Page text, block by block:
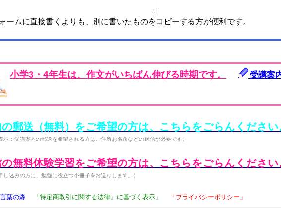
ームに直接書くよりも、別に書いたものをコピーする方が便利です。
小学3・4年生は、作文がいちばん伸びる時期です。 受講案
郵送（無料）をご希望の方は、こちらをごらんください
示：受講案内の郵送を希望される方はご住所お名前などの送信が必要です）
の無料体験学習をご希望の方は、こちらをごらんください
し込みの方に、勉強に役立つ小冊子をお送りします。）
葉の森 「特定商取引に関する法律」に基づく表示」 「プライバシーポリシー」